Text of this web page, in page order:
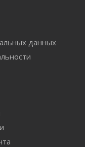
данных